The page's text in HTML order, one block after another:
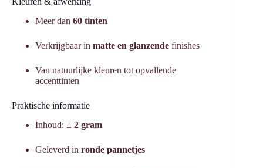
Meer dan 60 tinten
Verkrijgbaar in matte en glanzende finishes
Van natuurlijke kleuren tot opvallende
accenttinten
Praktische informatie
Inhoud: ± 2 gram
Geleverd in ronde pannetjes